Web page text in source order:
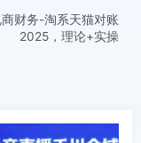
商财务-淘系天猫对账
2025，理论+实操